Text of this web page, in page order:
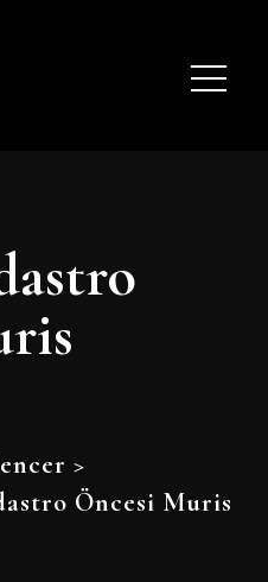
>
Öncesi Muris